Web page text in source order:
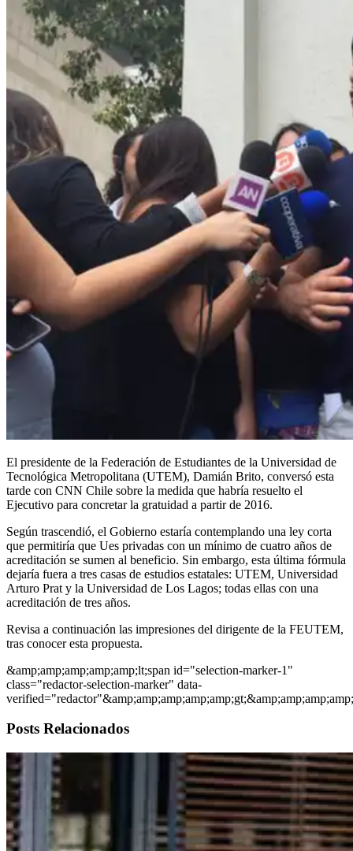
El presidente de la Federación de Estudiantes de la Universidad de
Tecnológica Metropolitana (UTEM), Damián Brito, conversó esta
tarde con CNN Chile sobre la medida que habría resuelto el
Ejecutivo para concretar la gratuidad a partir de 2016.
Según trascendió, el Gobierno estaría contemplando una ley corta
que permitiría que Ues privadas con un mínimo de cuatro años de
acreditación se sumen al beneficio. Sin embargo, esta última fórmula
dejaría fuera a tres casas de estudios estatales: UTEM, Universidad
Arturo Prat y la Universidad de Los Lagos; todas ellas con una
acreditación de tres años.
Revisa a continuación las impresiones del dirigente de la FEUTEM,
tras conocer esta propuesta.
&amp;amp;amp;amp;amp;lt;span id="selection-marker-1"
class="redactor-selection-marker" data-
Posts Relacionados